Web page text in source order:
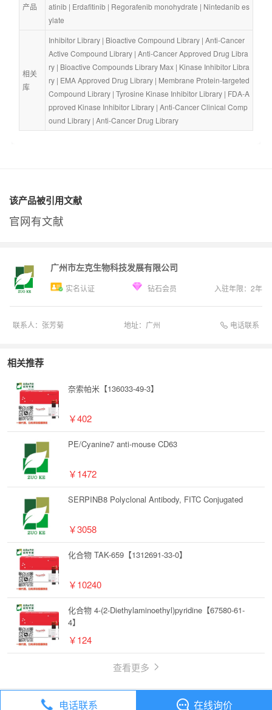
产品
atinib | Erdafitinib | Regorafenib monohydrate | Nintedanib es
ylate
相关
库
Inhibitor Library | Bioactive Compound Library | Anti-Cancer
Active Compound Library | Anti-Cancer Approved Drug Libra
ry | Bioactive Compounds Library Max | Kinase Inhibitor Libra
ry | EMA Approved Drug Library | Membrane Protein-targeted
Compound Library | Tyrosine Kinase Inhibitor Library | FDA-A
pproved Kinase Inhibitor Library | Anti-Cancer Clinical Comp
ound Library | Anti-Cancer Drug Library
该产品被引用文献
官网有文献
广州市左克生物科技发展有限公司
实名认证 钻石会员 入驻年限： 2年
联系人： 张芳菊 地址： 广州 电话联系
相关推荐
奈索帕米【136033-49-3】
￥402
PE/Cyanine7 anti-mouse CD63
￥1472
SERPINB8 Polyclonal Antibody, FITC Conjugated
￥3058
化合物 TAK-659【1312691-33-0】
￥10240
化合物 4-(2-Diethylaminoethyl)pyridine【67580-61-
4】
￥124
查看更多
全部分类 试剂
电话联系 在线询价